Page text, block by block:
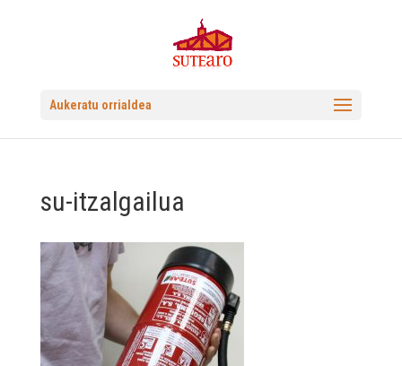
Aukeratu orrialdea
su-itzalgailua